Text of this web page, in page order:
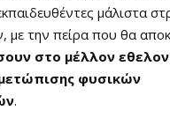
μάλιστα
με την πείρα που θα
στο μέλλον
φυσικών
.